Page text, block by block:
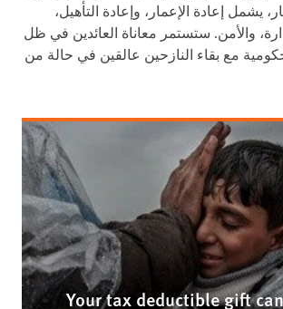
يشمل إعادة الإعمار، وإعادة التأهيل،
والأمن. ستستمر معاناة العائدين في ظل
مع بقاء النازحين عالقين في حالة من
Your tax deductible gift